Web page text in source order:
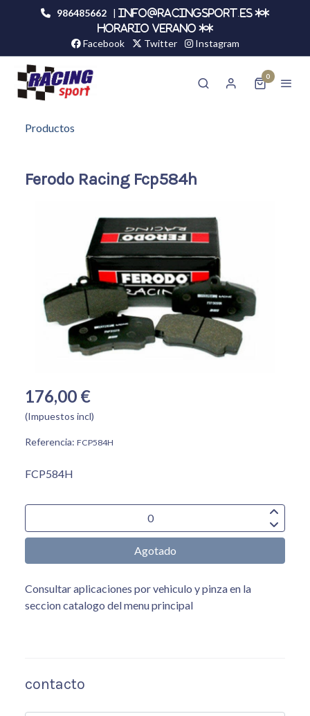
986485662 |
info@racingsport.es **
HORARIO VERANO **
Facebook Twitter Instagram
0
Productos
Ferodo Racing Fcp584h
176,00 €
(Impuestos incl)
Referencia: FCP584H
FCP584H
Agotado
Consultar aplicaciones por vehiculo y pinza en la
seccion catalogo del menu principal
contacto